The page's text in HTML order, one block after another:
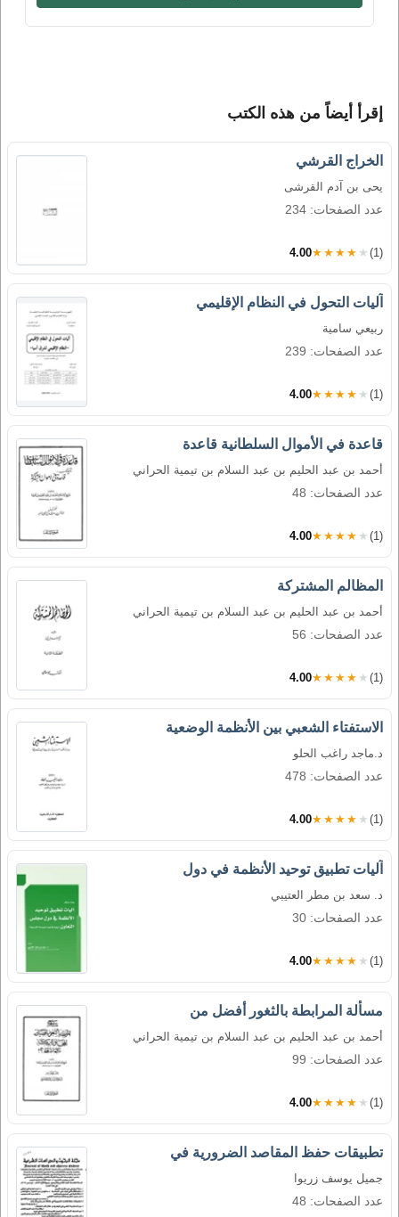
إقرأ أيضاً من هذه الكتب
الخراج القرشي
يحى بن آدم القرشى
عدد الصفحات: 234
4.00★★★★★ (1)
آليات التحول في النظام الإقليمي
ربيعي سامية
عدد الصفحات: 239
4.00★★★★★ (1)
قاعدة في الأموال السلطانية قاعدة
أحمد بن عبد الحليم بن عبد السلام بن تيمية الحراني
عدد الصفحات: 48
4.00★★★★★ (1)
المظالم المشتركة
أحمد بن عبد الحليم بن عبد السلام بن تيمية الحراني
عدد الصفحات: 56
4.00★★★★★ (1)
الاستفتاء الشعبي بين الأنظمة الوضعية
د.ماجد راغب الحلو
عدد الصفحات: 478
4.00★★★★★ (1)
آليات تطبيق توحيد الأنظمة في دول
د. سعد بن مطر العتيبي
عدد الصفحات: 30
4.00★★★★★ (1)
مسألة المرابطة بالثغور أفضل من
أحمد بن عبد الحليم بن عبد السلام بن تيمية الحراني
عدد الصفحات: 99
4.00★★★★★ (1)
تطبيقات حفظ المقاصد الضرورية في
جميل يوسف زريوا
عدد الصفحات: 48